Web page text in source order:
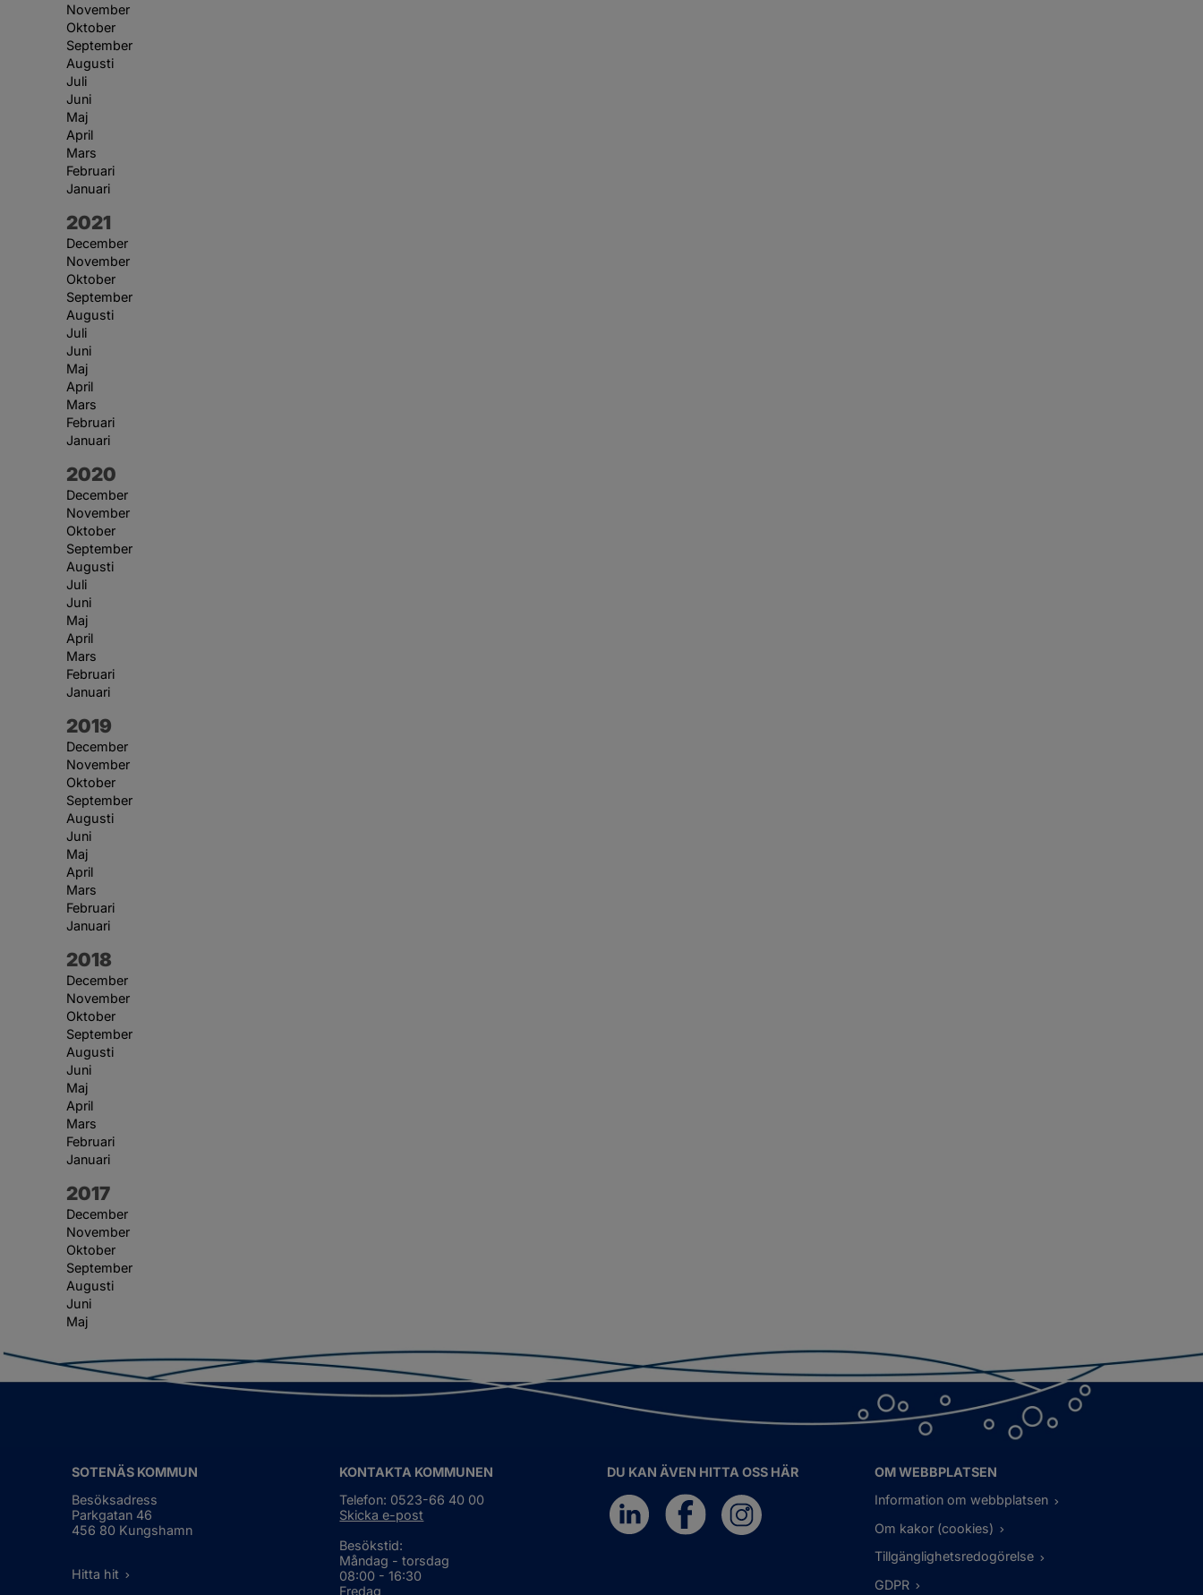
November
Oktober
September
Augusti
Juli
Juni
Maj
April
Mars
Februari
Januari
År:
2021
December
November
Oktober
September
Augusti
Juli
Juni
Maj
April
Mars
Februari
Januari
År:
2020
December
November
Oktober
September
Augusti
Juli
Juni
Maj
April
Mars
Februari
Januari
År:
2019
December
November
Oktober
September
Augusti
Juni
Maj
April
Mars
Februari
Januari
År:
2018
December
November
Oktober
September
Augusti
Juni
Maj
April
Mars
Februari
Januari
År:
2017
December
November
Oktober
September
Augusti
Juni
Maj
SOTENÄS KOMMUN
Besöksadress
Parkgatan 46
456 80 Kungshamn
Hitta hit
KONTAKTA KOMMUNEN
Telefon: 0523-66 40 00
Skicka e-post
Besökstid:
Måndag - torsdag
08:00 - 16:30
Fredag
DU KAN ÄVEN HITTA OSS HÄR
OM WEBBPLATSEN
Information om webbplatsen
Om kakor (cookies)
Tillgänglighetsredogörelse
GDPR